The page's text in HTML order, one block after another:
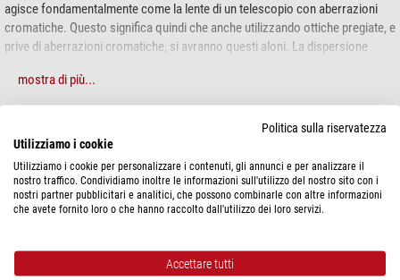
agisce fondamentalmente come la lente di un telescopio con aberrazioni
cromatiche. Questo significa quindi che anche utilizzando ottiche pregiate, e
prive di aberrazioni cromatiche, si avranno questi aloni. La dispersione
telescopio. Qui entra in gioco il piccolo dispositivo ADC: consiste, in
sostanza, in due prismi ruotabili in vetro silicato. I prismi generano per così
dire una propria aberrazione cromatica, che compensa quella della
dispersione terrestre. L'ADC
La posizione dei prismi è regolabile tramite una piccola slitta.
A chi serve il correttore?
dell'oggetto osservato. Più basso è l'oggetto più lunga è la strada che la sua
mostra di più...
SPECIFICHE
Prestazioni
Connessione (lato fotocamera)
T2
Connessione (lato opposto)
T2
Politica sulla riservatezza
Utilizziamo i cookie
Utilizziamo i cookie per personalizzare i contenuti, gli annunci e per analizzare il
nostro traffico. Condividiamo inoltre le informazioni sull'utilizzo del nostro sito con i
nostri partner pubblicitari e analitici, che possono combinarle con altre informazioni
che avete fornito loro o che hanno raccolto dall'utilizzo dei loro servizi.
Accettare tutti